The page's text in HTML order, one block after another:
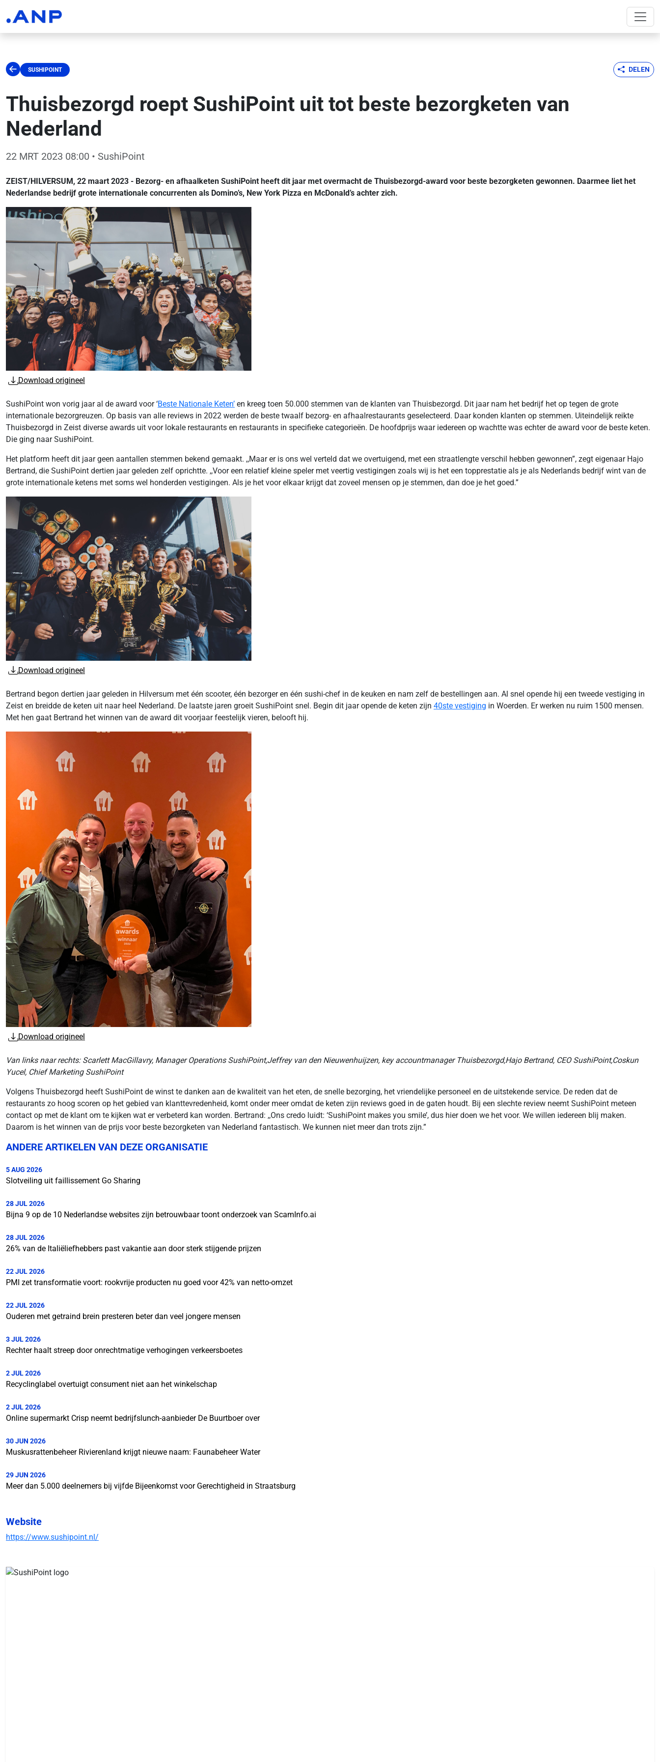
SUSHIPOINT DELEN
Thuisbezorgd roept SushiPoint uit tot beste bezorgketen van
Nederland
22 MRT 2023 08:00 • SushiPoint
ZEIST/HILVERSUM, 22 maart 2023 - Bezorg- en afhaalketen SushiPoint heeft dit jaar met overmacht de Thuisbezorgd-award voor beste bezorgketen gewonnen. Daarmee liet het
Nederlandse bedrijf grote internationale concurrenten als Domino’s, New York Pizza en McDonald’s achter zich.
Download origineel
SushiPoint won vorig jaar al de award voor ‘Beste Nationale Keten’ en kreeg toen 50.000 stemmen van de klanten van Thuisbezorgd. Dit jaar nam het bedrijf het op tegen de grote
internationale bezorgreuzen. Op basis van alle reviews in 2022 werden de beste twaalf bezorg- en afhaalrestaurants geselecteerd. Daar konden klanten op stemmen. Uiteindelijk reikte
Thuisbezorgd in Zeist diverse awards uit voor lokale restaurants en restaurants in specifieke categorieën. De hoofdprijs waar iedereen op wachtte was echter de award voor de beste keten.
Die ging naar SushiPoint.
Het platform heeft dit jaar geen aantallen stemmen bekend gemaakt. ,,Maar er is ons wel verteld dat we overtuigend, met een straatlengte verschil hebben gewonnen”, zegt eigenaar Hajo
Bertrand, die SushiPoint dertien jaar geleden zelf oprichtte. ,,Voor een relatief kleine speler met veertig vestigingen zoals wij is het een topprestatie als je als Nederlands bedrijf wint van de
grote internationale ketens met soms wel honderden vestigingen. Als je het voor elkaar krijgt dat zoveel mensen op je stemmen, dan doe je het goed.”
Download origineel
Bertrand begon dertien jaar geleden in Hilversum met één scooter, één bezorger en één sushi-chef in de keuken en nam zelf de bestellingen aan. Al snel opende hij een tweede vestiging in
Zeist en breidde de keten uit naar heel Nederland. De laatste jaren groeit SushiPoint snel. Begin dit jaar opende de keten zijn 40ste vestiging in Woerden. Er werken nu ruim 1500 mensen.
Met hen gaat Bertrand het winnen van de award dit voorjaar feestelijk vieren, belooft hij.
Download origineel
Van links naar rechts: Scarlett MacGillavry, Manager Operations SushiPoint,Jeffrey van den Nieuwenhuijzen, key accountmanager Thuisbezorgd,Hajo Bertrand, CEO SushiPoint,Coskun
Yucel, Chief Marketing SushiPoint
Volgens Thuisbezorgd heeft SushiPoint de winst te danken aan de kwaliteit van het eten, de snelle bezorging, het vriendelijke personeel en de uitstekende service. De reden dat de
restaurants zo hoog scoren op het gebied van klanttevredenheid, komt onder meer omdat de keten zijn reviews goed in de gaten houdt. Bij een slechte review neemt SushiPoint meteen
contact op met de klant om te kijken wat er verbeterd kan worden. Bertrand: ,,Ons credo luidt: ‘SushiPoint makes you smile’, dus hier doen we het voor. We willen iedereen blij maken.
Daarom is het winnen van de prijs voor beste bezorgketen van Nederland fantastisch. We kunnen niet meer dan trots zijn.”
ANDERE ARTIKELEN VAN DEZE ORGANISATIE
5 AUG 2026
Slotveiling uit faillissement Go Sharing
28 JUL 2026
Bijna 9 op de 10 Nederlandse websites zijn betrouwbaar toont onderzoek van ScamInfo.ai
28 JUL 2026
26% van de Italiëliefhebbers past vakantie aan door sterk stijgende prijzen
22 JUL 2026
PMI zet transformatie voort: rookvrije producten nu goed voor 42% van netto-omzet
22 JUL 2026
Ouderen met getraind brein presteren beter dan veel jongere mensen
3 JUL 2026
Rechter haalt streep door onrechtmatige verhogingen verkeersboetes
2 JUL 2026
Recyclinglabel overtuigt consument niet aan het winkelschap
2 JUL 2026
Online supermarkt Crisp neemt bedrijfslunch-aanbieder De Buurtboer over
30 JUN 2026
Muskusrattenbeheer Rivierenland krijgt nieuwe naam: Faunabeheer Water
29 JUN 2026
Meer dan 5.000 deelnemers bij vijfde Bijeenkomst voor Gerechtigheid in Straatsburg
Website
https://www.sushipoint.nl/